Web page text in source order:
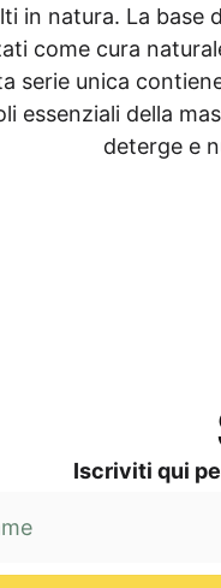
in natu­ra. La base
come cura
serie uni­ca
essen­zia­li del­la
deter­ge e
Iscri­vi­ti qui